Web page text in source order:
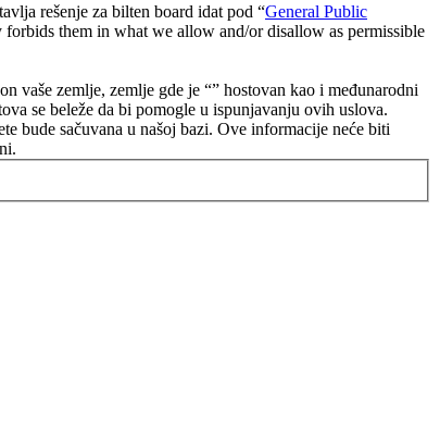
rešenje za bilten board idat pod “General Public
them in what we allow and/or disallow as permissible
vaše zemlje, zemlje gde je “” hostovan kao i međunarodni
se beleže da bi pomogle u ispunjavanju ovih uslova.
bude sačuvana u našoj bazi. Ove informacije neće biti